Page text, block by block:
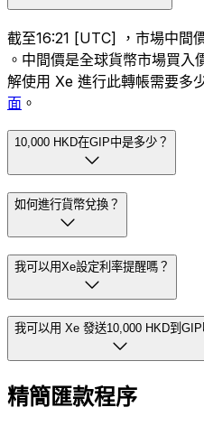
截至16:21 [UTC] ，市場中
。中間價是全球貨幣市場買入
解使用 Xe 進行此轉帳需要多
面 。
10,000 HKD在GIP中是多少？
如何進行貨幣兌換？
我可以用Xe設定利率提醒嗎？
我可以用 Xe 發送10,000 HKD到GIP
精簡匯款程序